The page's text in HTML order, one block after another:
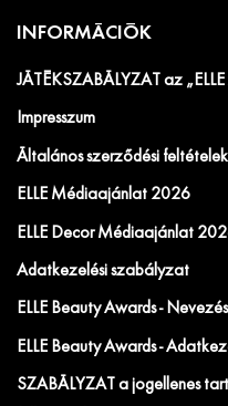
INFORMÁCIÓK
JÁTÉKSZABÁLYZAT az
Impresszum
Általános szerződési feltételek
ELLE Médiaajánlat 2026
ELLE Decor Médiaajánlat
Adatkezelési szabályzat
ELLE Beauty Awards -
ELLE Beauty Awards -
SZABÁLYZAT a jogellenes